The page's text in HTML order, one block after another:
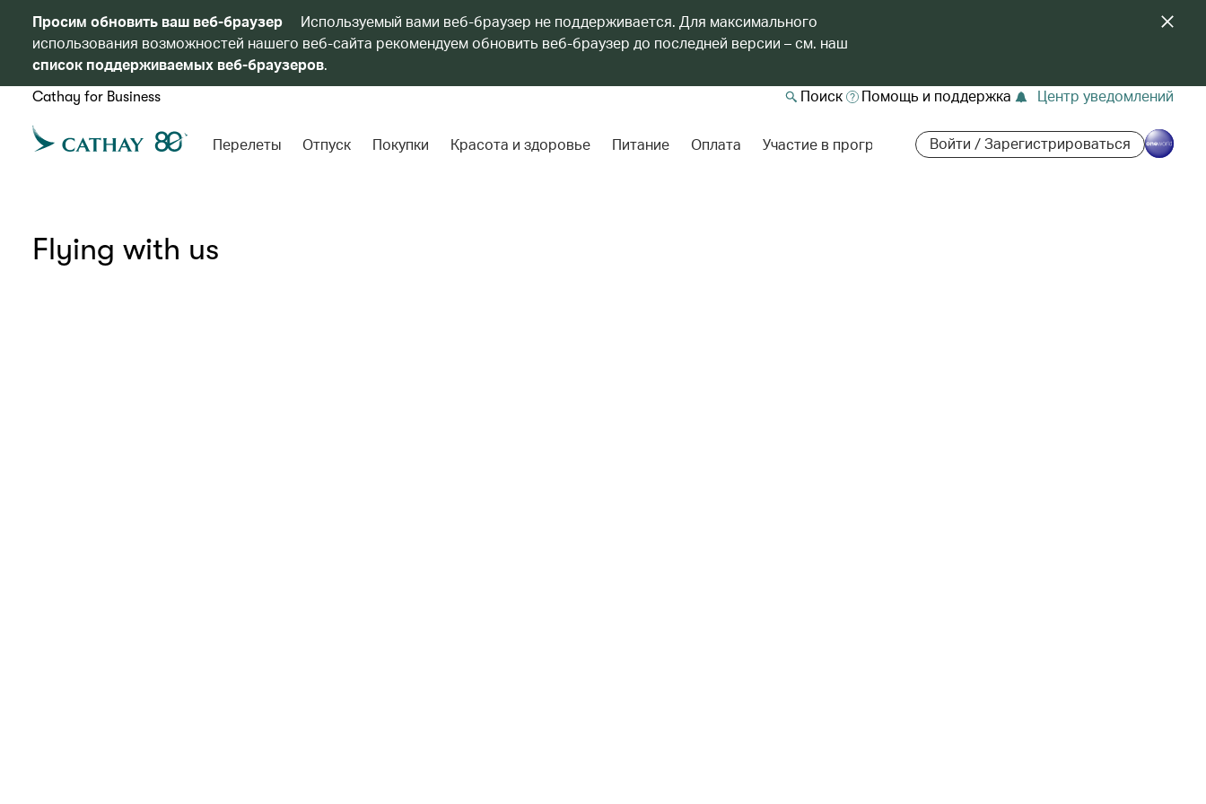
Просим обновить ваш веб-браузер
Используемый вами веб-браузер не поддерживается. Для максимального
использования возможностей нашего веб-сайта рекомендуем обновить веб-браузер до последней версии – см. наш
список поддерживаемых веб-браузеров.
Cathay for Business Поиск Помощь и поддержка Центр уведомлений
Перелеты Отпуск Покупки Красота и здоровье Питание Оплата Участие в программе Войти / Зарегистрироваться
Flying with us